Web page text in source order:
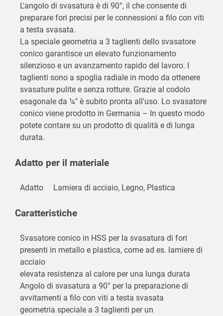
L'angolo di svasatura è di 90°, il che consente di
preparare fori precisi per le connessioni a filo con viti
a testa svasata.
La speciale geometria a 3 taglienti dello svasatore
conico garantisce un elevato funzionamento
silenzioso e un avanzamento rapido del lavoro. I
taglienti sono a spoglia radiale in modo da ottenere
svasature pulite e senza rotture. Grazie al codolo
esagonale da ¼" è subito pronta all'uso. Lo svasatore
conico viene prodotto in Germania – In questo modo
potete contare su un prodotto di qualità e di lunga
durata.
Adatto per il materiale
Adatto Lamiera di acciaio, Legno, Plastica
Caratteristiche
Svasatore conico in HSS per la svasatura di fori
presenti in metallo e plastica, come ad es. lamiere di
acciaio
elevata resistenza al calore per una lunga durata
Angolo di svasatura a 90° per la preparazione di
avvitamenti a filo con viti a testa svasata
geometria speciale a 3 taglienti per un